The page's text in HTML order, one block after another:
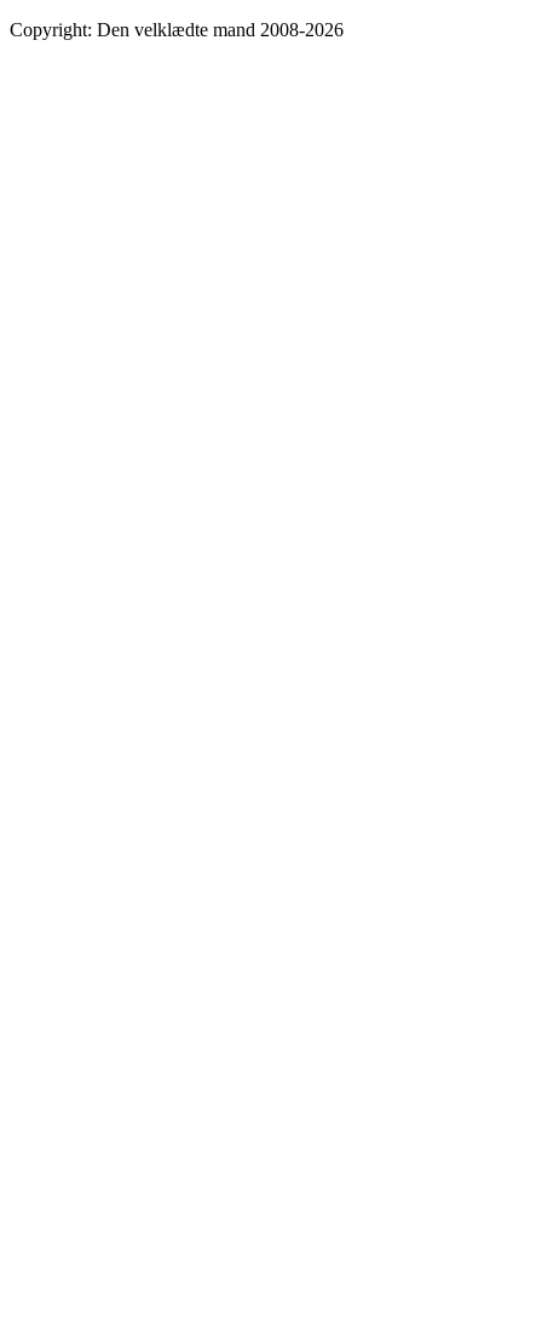
Copyright: Den velklædte mand 2008-2026